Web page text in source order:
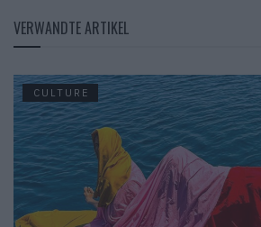
VERWANDTE ARTIKEL
CULTURE